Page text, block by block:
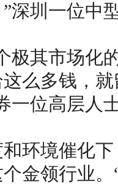
深圳一位中
其市场化
么多钱，
一位高层人
境催化下
金领行业